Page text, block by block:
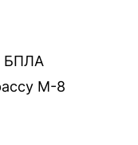
БПЛА
М-8